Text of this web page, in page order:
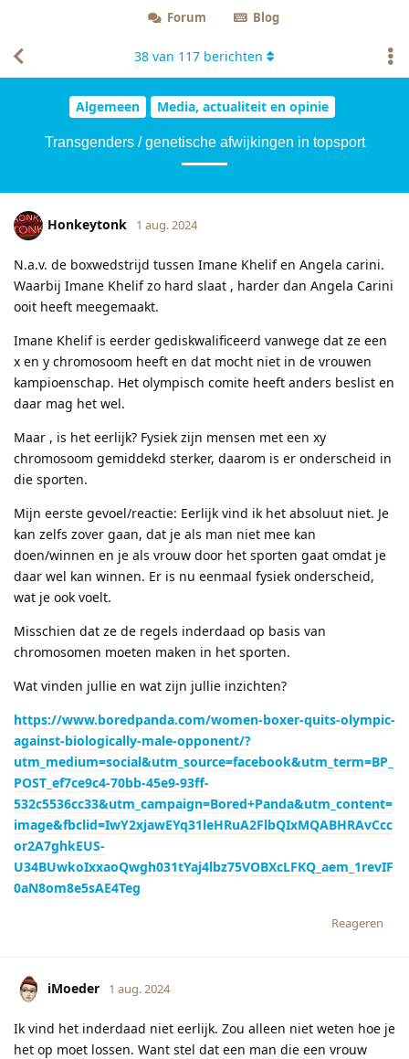
Forum Blog
Algemeen Media, actualiteit en opinie
Transgenders / genetische afwijkingen in topsport
38 van 117 berichten
Honkeytonk 1 aug. 2024
N.a.v. de boxwedstrijd tussen Imane Khelif en Angela carini.
Waarbij Imane Khelif zo hard slaat , harder dan Angela Carini
ooit heeft meegemaakt.
Imane Khelif is eerder gediskwalificeerd vanwege dat ze een
x en y chromosoom heeft en dat mocht niet in de vrouwen
kampioenschap. Het olympisch comite heeft anders beslist en
daar mag het wel.
Maar , is het eerlijk? Fysiek zijn mensen met een xy
chromosoom gemiddekd sterker, daarom is er onderscheid in
die sporten.
Mijn eerste gevoel/reactie: Eerlijk vind ik het absoluut niet. Je
kan zelfs zover gaan, dat je als man niet mee kan
doen/winnen en je als vrouw door het sporten gaat omdat je
daar wel kan winnen. Er is nu eenmaal fysiek onderscheid,
wat je ook voelt.
Misschien dat ze de regels inderdaad op basis van
chromosomen moeten maken in het sporten.
Wat vinden jullie en wat zijn jullie inzichten?
https://www.boredpanda.com/women-boxer-quits-olympic-
against-biologically-male-opponent/?
utm_medium=social&utm_source=facebook&utm_term=BP_
POST_ef7ce9c4-70bb-45e9-93ff-
532c5536cc33&utm_campaign=Bored+Panda&utm_content=
image&fbclid=IwY2xjawEYq31leHRuA2FlbQIxMQABHRAvCcc
or2A7ghkEUS-
U34BUwkoIxxaoQwgh031tYaj4lbz75VOBXcLFKQ_aem_1revIF
0aN8om8e5sAE4Teg
Reageren
iMoeder 1 aug. 2024
Ik vind het inderdaad niet eerlijk. Zou alleen niet weten hoe je
het op moet lossen. Want stel dat een man die een vrouw